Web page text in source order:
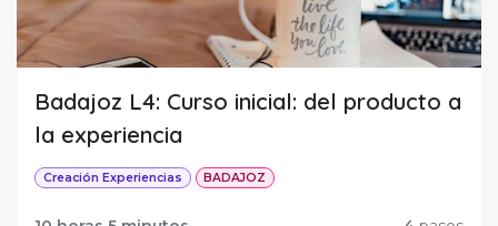
Badajoz L4: Curso inicial: del producto a
la experiencia
Creación Experiencias BADAJOZ